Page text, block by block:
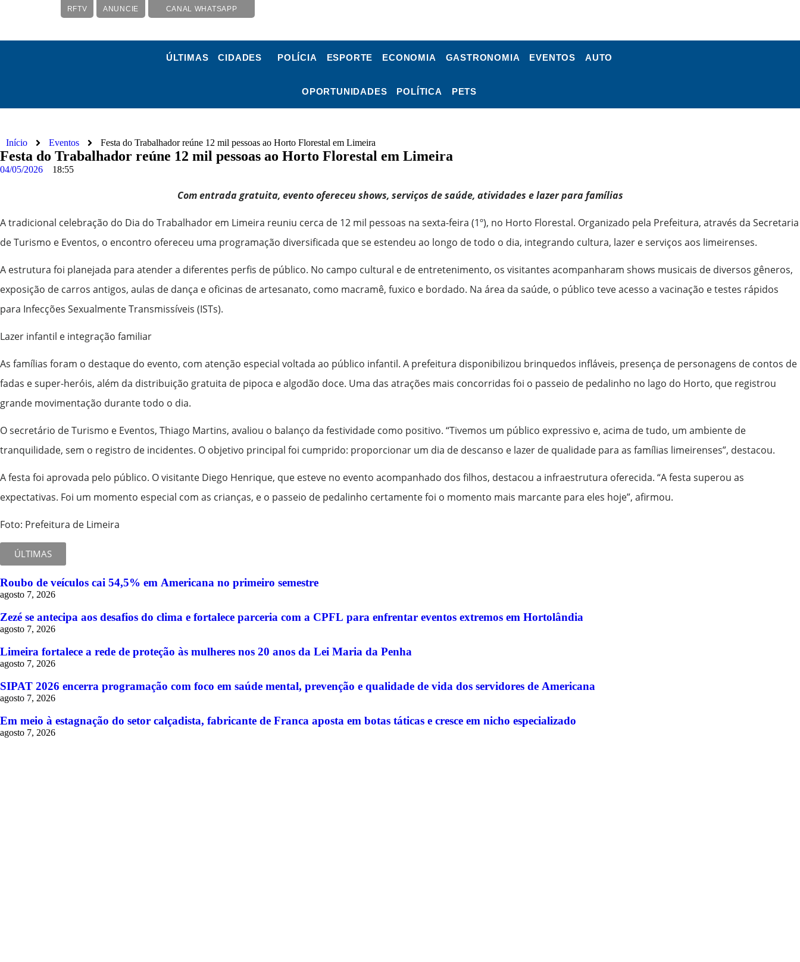
RFTV ANUNCIE CANAL WHATSAPP
ÚLTIMAS CIDADES POLÍCIA ESPORTE ECONOMIA GASTRONOMIA EVENTOS AUTO
OPORTUNIDADES POLÍTICA PETS
Início Eventos Festa do Trabalhador reúne 12 mil pessoas ao Horto Florestal em Limeira
Festa do Trabalhador reúne 12 mil pessoas ao Horto Florestal em Limeira
04/05/2026 18:55
Com entrada gratuita, evento ofereceu shows, serviços de saúde, atividades e lazer para famílias
A tradicional celebração do Dia do Trabalhador em Limeira reuniu cerca de 12 mil pessoas na sexta-feira (1º), no Horto Florestal. Organizado pela Prefeitura, através da Secretaria
de Turismo e Eventos, o encontro ofereceu uma programação diversificada que se estendeu ao longo de todo o dia, integrando cultura, lazer e serviços aos limeirenses.
A estrutura foi planejada para atender a diferentes perfis de público. No campo cultural e de entretenimento, os visitantes acompanharam shows musicais de diversos gêneros,
exposição de carros antigos, aulas de dança e oficinas de artesanato, como macramê, fuxico e bordado. Na área da saúde, o público teve acesso a vacinação e testes rápidos
para Infecções Sexualmente Transmissíveis (ISTs).
Lazer infantil e integração familiar
As famílias foram o destaque do evento, com atenção especial voltada ao público infantil. A prefeitura disponibilizou brinquedos infláveis, presença de personagens de contos de
fadas e super-heróis, além da distribuição gratuita de pipoca e algodão doce. Uma das atrações mais concorridas foi o passeio de pedalinho no lago do Horto, que registrou
grande movimentação durante todo o dia.
O secretário de Turismo e Eventos, Thiago Martins, avaliou o balanço da festividade como positivo. “Tivemos um público expressivo e, acima de tudo, um ambiente de
tranquilidade, sem o registro de incidentes. O objetivo principal foi cumprido: proporcionar um dia de descanso e lazer de qualidade para as famílias limeirenses”, destacou.
A festa foi aprovada pelo público. O visitante Diego Henrique, que esteve no evento acompanhado dos filhos, destacou a infraestrutura oferecida. “A festa superou as
expectativas. Foi um momento especial com as crianças, e o passeio de pedalinho certamente foi o momento mais marcante para eles hoje”, afirmou.
Foto: Prefeitura de Limeira
ÚLTIMAS
Roubo de veículos cai 54,5% em Americana no primeiro semestre
agosto 7, 2026
Zezé se antecipa aos desafios do clima e fortalece parceria com a CPFL para enfrentar eventos extremos em Hortolândia
agosto 7, 2026
Limeira fortalece a rede de proteção às mulheres nos 20 anos da Lei Maria da Penha
agosto 7, 2026
SIPAT 2026 encerra programação com foco em saúde mental, prevenção e qualidade de vida dos servidores de Americana
agosto 7, 2026
Em meio à estagnação do setor calçadista, fabricante de Franca aposta em botas táticas e cresce em nicho especializado
agosto 7, 2026